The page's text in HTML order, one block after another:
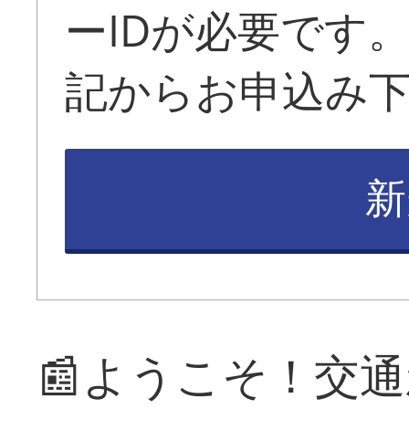
ーIDが必要です
記からお申込み
📰ようこそ！交